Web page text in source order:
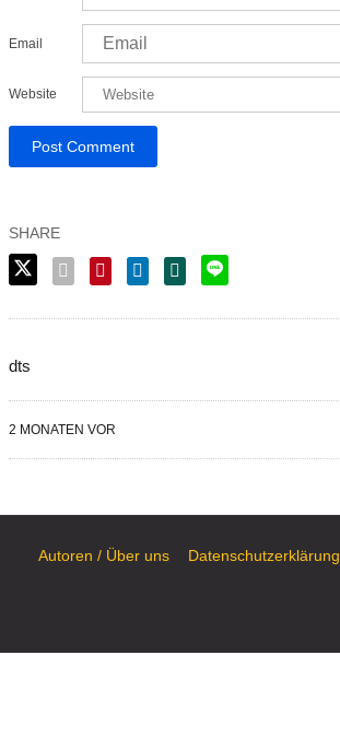
Email
Website
dts
2 MONATEN VOR
Autoren / Über uns Datenschutzerklärung